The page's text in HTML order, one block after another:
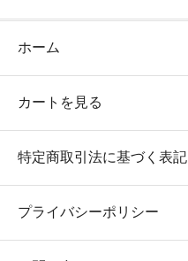
ホーム
カートを見る
特定商取引法に基づく表記
プライバシーポリシー